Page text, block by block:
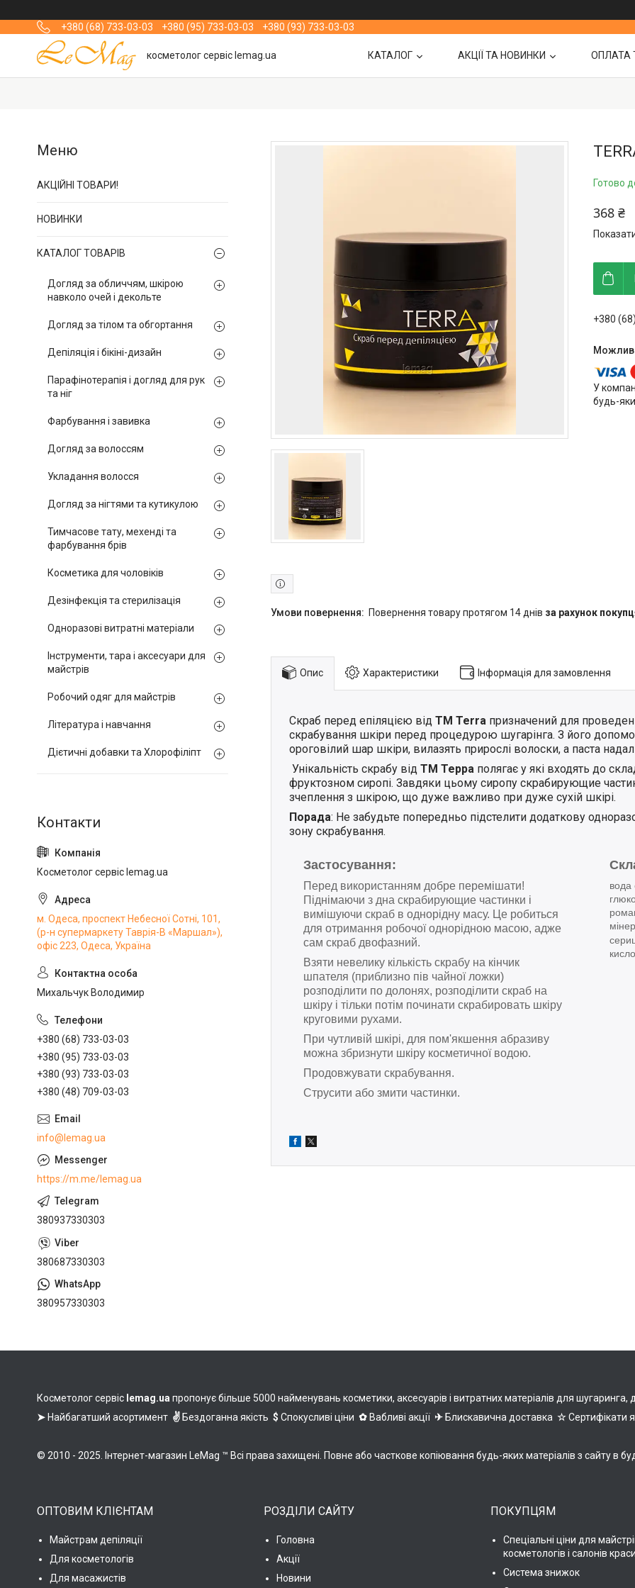
+380 (68) 733-03-03 +380 (95) 733-03-03 +380 (93) 733-03-03
косметолог сервіс lemag.ua КАТАЛОГ АКЦІЇ ТА НОВИНКИ ОПЛАТА
Готово
368 ₴
+380
У
будь-
повернення товару протягом 14 днів за рахунок
Опис Характеристики Інформація для замовлення
Скраб перед епіляцією від ТМ Terra призначений для
скрабування шкіри перед процедурою шугарінга. З його
ороговілий шар шкіри, вилазять прирослі волоски, а паста
Унікальність скрабу від ТМ Терра полягає у які входять до
фруктозном сиропі. Завдяки цьому сиропу скрабирующие
зчеплення з шкірою, що дуже важливо при дуже сухій шкірі.
Порада: Не забудьте попередньо підстелити додаткову
зону скрабування.
Застосування:
Перед використанням добре перемішати!
Піднімаючи з дна скрабирующие частинки і
вимішуючи скраб в однорідну масу. Це робиться
для отримання робочої однорідною масою, адже
сам скраб двофазний.
Взяти невелику кількість скрабу на кінчик
шпателя (приблизно пів чайної ложки)
розподілити по долонях, розподілити скраб на
шкіру і тільки потім починати скрабировать шкіру
круговими рухами.
При чутливій шкірі, для пом'якшення абразиву
можна збризнути шкіру косметичної водою.
Продовжувати скрабування.
Струсити або змити частинки.
вода
АКЦІЙНІ ТОВАРИ!
НОВИНКИ
КАТАЛОГ ТОВАРІВ
Догляд за обличчям, шкірою
навколо очей і декольте
Догляд за тілом та обгортання
Депіляція і бікіні-дизайн
Парафінотерапія і догляд для рук
та ніг
Фарбування і завивка
Догляд за волоссям
Укладання волосся
Догляд за нігтями та кутикулою
Тимчасове тату, мехенді та
фарбування брів
Косметика для чоловіків
Дезінфекція та стерилізація
Одноразові витратні матеріали
Інструменти, тара і аксесуари для
майстрів
Робочий одяг для майстрів
Література і навчання
Дієтичні добавки та Хлорофіліпт
Косметолог сервіс lemag.ua
м. Одеса, проспект Небесної Сотні, 101,
(р-н супермаркету Таврія-В «Маршал»),
офіс 223, Одеса, Україна
Михальчук Володимир
+380 (68) 733-03-03
+380 (95) 733-03-03
+380 (93) 733-03-03
+380 (48) 709-03-03
info@lemag.ua
https://m.me/lemag.ua
380937330303
380687330303
380957330303
Косметолог сервіс lemag.ua пропонує більше 5000 найменувань косметики, аксесуарів і витратних матеріалів для шугаринга,
➤ Найбагатший асортимент ✌ Бездоганна якість $ Спокусливі ціни ✿ Вабливі акції ✈ Блискавична доставка ☆Сертифікати
© 2010 - 2025. Інтернет-магазин LeMag ™ Всі права захищені. Повне або часткове копіювання будь-яких матеріалів з сайту
ОПТОВИМ КЛІЄНТАМ
Майстрам депіляції
Для косметологів
Для масажистів
РОЗДІЛИ САЙТУ
Головна
Акції
Новини
ПОКУПЦЯМ
Спеціальні ціни для
косметологів і салонів
Система знижок